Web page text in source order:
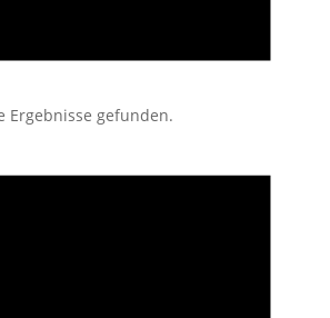
Ergebnisse gefunden.